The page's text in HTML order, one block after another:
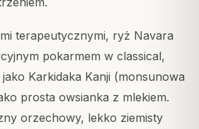
terapeutycznymi, ryż Navara
pokarmem w classical,
Karkidaka Kanji (monsunowa
prosta owsianka z mlekiem.
orzechowy, lekko ziemisty